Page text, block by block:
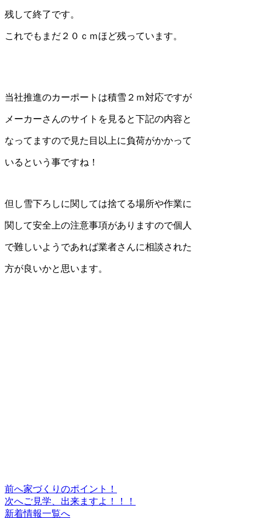
残して終了です。
これでもまだ２０ｃｍほど残っています。
当社推進のカーポートは積雪２ｍ対応ですが
メーカーさんのサイトを見ると下記の内容と
なってますので見た目以上に負荷がかかって
いるという事ですね！
但し雪下ろしに関しては捨てる場所や作業に
関して安全上の注意事項がありますので個人
で難しいようであれば業者さんに相談された
方が良いかと思います。
投
稿
前へ家づくりのポイント！
次へご見学、出来ますよ！！！
新着情報一覧へ